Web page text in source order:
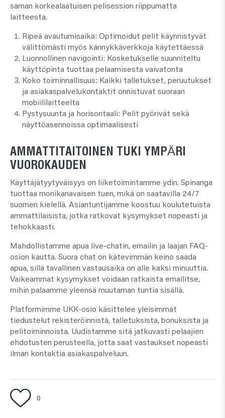
saman korkealaatuisen pelisession riippumatta
laitteesta.
Ripeä avautumisaika: Optimoidut pelit käynnistyvät
välittömästi myös kännykkäverkkoja käytettäessä
Luonnollinen navigointi: Kosketukselle suunniteltu
käyttöpinta tuottaa pelaamisesta vaivatonta
Koko toiminnallisuus: Kaikki talletukset, peruutukset
ja asiakaspalvelukontaktit onnistuvat suoraan
mobiililaitteelta
Pystysuunta ja horisontaali: Pelit pyörivät sekä
näyttöasennoissa optimaalisesti
AMMATTITAITOINEN TUKI YMPÄRI
VUOROKAUDEN
Käyttäjätyytyväisyys on liiketoimintamme ydin. Spinanga
tuottaa monikanavaisen tuen, mikä on saatavilla 24/7
suomen kielellä. Asiantuntijamme koostuu koulutetuista
ammattilaisista, jotka ratkovat kysymykset nopeasti ja
tehokkaasti.
Mahdollistamme apua live-chatin, emailin ja laajan FAQ-
osion kautta. Suora chat on kätevimmän keino saada
apua, sillä tavallinen vastausaika on alle kaksi minuuttia.
Vaikeammat kysymykset voidaan ratkaista emailitse,
mihin palaamme yleensä muutaman tuntia sisällä.
Platformimme UKK-osio käsittelee yleisimmät
tiedustelut rekisteröinnistä, talletuksista, bonuksista ja
pelitoiminnoista. Uudistamme sitä jatkuvasti pelaajien
ehdotusten perusteella, jotta saat vastaukset nopeasti
ilman kontaktia asiakaspalveluun.
0